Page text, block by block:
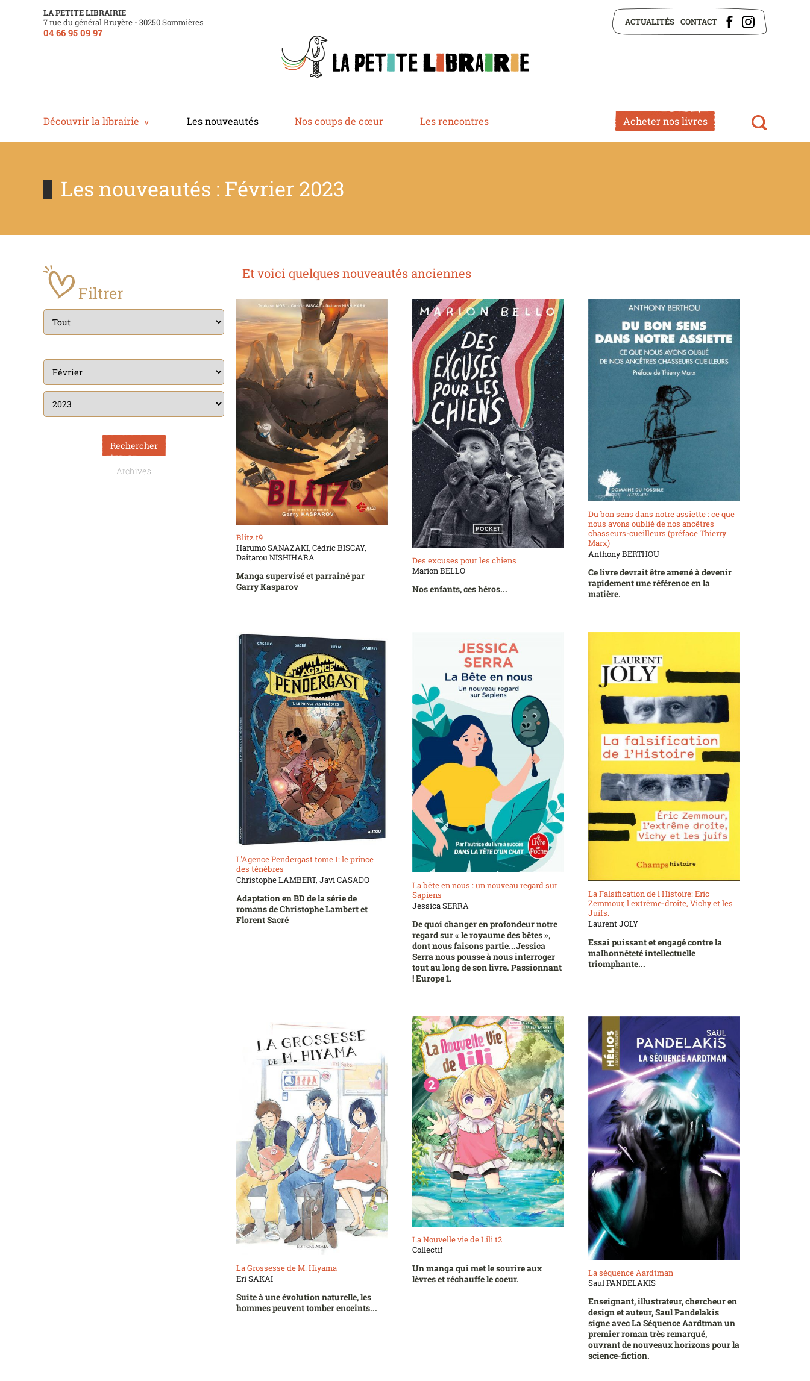
LA PETITE LIBRAIRIE
7 rue du général Bruyère - 30250 Sommières
04 66 95 09 97
ACTUALITÉS CONTACT
Découvrir la librairie Les nouveautés Nos coups de cœur Les rencontres Acheter nos livres
Les nouveautés : Février 2023
Filtrer
Archives
Et voici quelques nouveautés anciennes
Blitz t9
Harumo SANAZAKI, Cédric BISCAY,
Daitarou NISHIHARA
Manga supervisé et parrainé par
Garry Kasparov
Des excuses pour les chiens
Marion BELLO
Nos enfants, ces héros...
Du bon sens dans notre assiette : ce que
nous avons oublié de nos ancêtres
chasseurs-cueilleurs (préface Thierry
Marx)
Anthony BERTHOU
Ce livre devrait être amené à devenir
rapidement une référence en la
matière.
L'Agence Pendergast tome 1: le prince
des ténèbres
Christophe LAMBERT, Javi CASADO
Adaptation en BD de la série de
romans de Christophe Lambert et
Florent Sacré
La bête en nous : un nouveau regard sur
Sapiens
Jessica SERRA
De quoi changer en profondeur notre
regard sur « le royaume des bêtes »,
dont nous faisons partie...Jessica
Serra nous pousse à nous interroger
tout au long de son livre. Passionnant
! Europe 1.
La Falsification de l'Histoire: Eric
Zemmour, l'extrême-droite, Vichy et les
Juifs.
Laurent JOLY
Essai puissant et engagé contre la
malhonnêteté intellectuelle
triomphante...
La Grossesse de M. Hiyama
Eri SAKAI
Suite à une évolution naturelle, les
hommes peuvent tomber enceints...
La Nouvelle vie de Lili t2
Collectif
Un manga qui met le sourire aux
lèvres et réchauffe le coeur.
La séquence Aardtman
Saul PANDELAKIS
Enseignant, illustrateur, chercheur en
design et auteur, Saul Pandelakis
signe avec La Séquence Aardtman un
premier roman très remarqué,
ouvrant de nouveaux horizons pour la
science-fiction.